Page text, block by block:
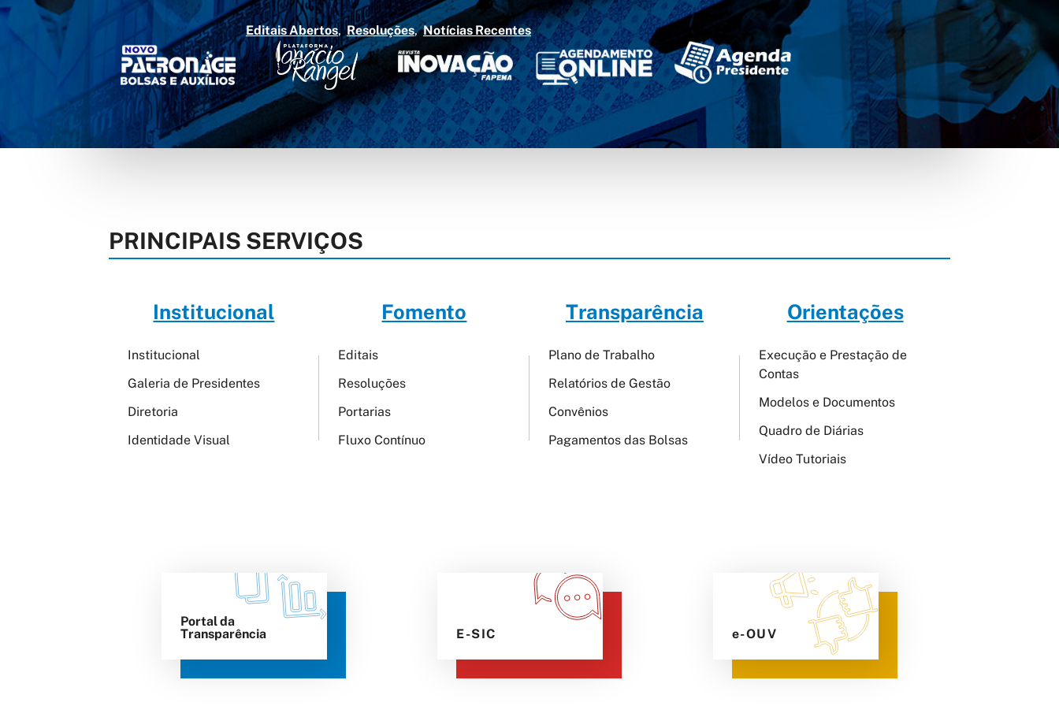
Editais Abertos Resoluções Notícias Recentes
PRINCIPAIS SERVIÇOS
Institucional
Institucional
Galeria de Presidentes
Diretoria
Identidade Visual
Fomento
Editais
Resoluções
Portarias
Fluxo Contínuo
Transparência
Plano de Trabalho
Relatórios de Gestão
Convênios
Pagamentos das Bolsas
Orientações
Execução e Prestação de
Contas
Modelos e Documentos
Quadro de Diárias
Vídeo Tutoriais
Portal da
Transparência
E-SIC e-OUV